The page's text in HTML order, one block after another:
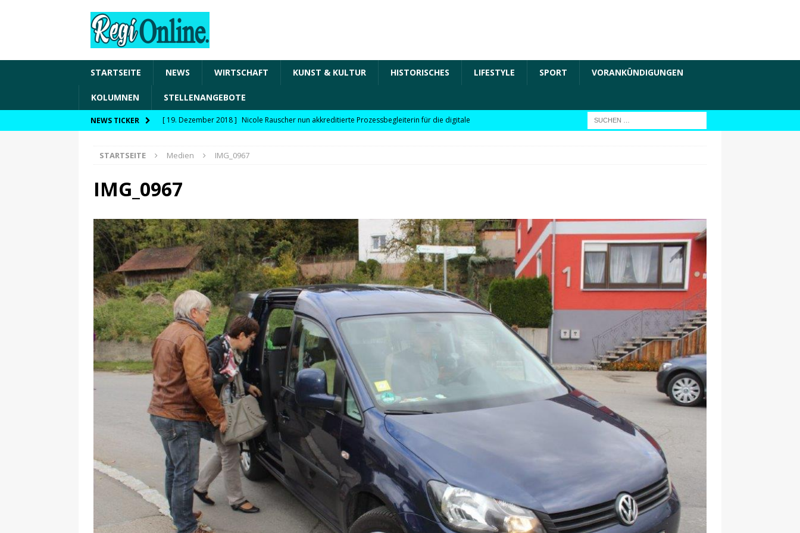
STARTSEITE NEWS WIRTSCHAFT KUNST & KULTUR HISTORISCHES LIFESTYLE SPORT VORANKÜNDIGUNGEN
KOLUMNEN STELLENANGEBOTE
NEWS TICKER [ 19. Dezember 2018 ] Nicole Rauscher nun akkreditierte Prozessbegleiterin für die digitale
WIRTSCHAFT
[ 19. Dezember 2018 ]
förderfähige Handlungsfelder für KMU
WIRTSCHAFT
[ 8. April 2021 ] FDP Schwaben möchte Einzelhandel bei Digitalisierung unterstützen
NEWS
[ 30. Dezember 2020 ] FDP will digitale Lösungen für den Einzelhandel Lindauer Zeitung –
29.12.2020
NEWS
[ 24. Dezember 2020 ] Selbständigen und freien Mitarbeitern mehr Raum geben wegen Corona
WIRTSCHAFT
[ 17. März 2020 ] Nützliche Informationen für Unternehmen die von der Corona-Krise betroffen
sind!
WIRTSCHAFT
[ 17. März 2020 ] Wichtige Informationen über das von der Bundesregierung veröffentlichte
Schutzschild für Beschäftigte und Unternehmen
WIRTSCHAFT
[ 18. Dezember 2019 ] Der Mitarbeiter*in als Kraft für neue Konzepte und Innovationen
WIRTSCHAFT
STARTSEITE Medien IMG_0967
IMG_0967